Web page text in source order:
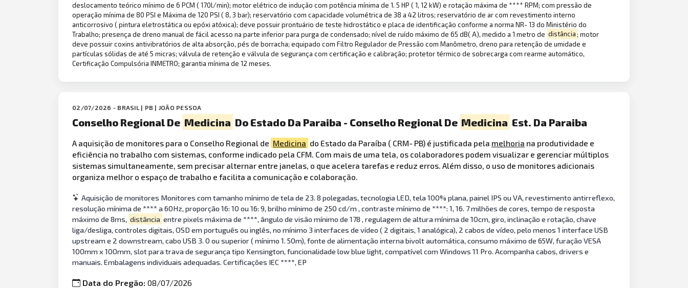
deslocamento teórico mínimo de 6 PCM ( 170l/min); motor elétrico de indução com potência mínima de 1. 5 HP ( 1, 12 kW) e rotação máxima de **** RPM; com pressão de
operação mínima de 80 PSI e Máxima de 120 PSI ( 8, 3 bar); reservatório com capacidade volumétrica de 38 a 42 litros; reservatório de ar com revestimento interno
anticorrosivo ( pintura eletrostática ou epóxi atóxica); deve possuir prontuário de teste hidrostático e placa de identificação conforme a norma NR- 13 do Ministério do
Trabalho; presença de dreno manual de fácil acesso na parte inferior para purga de condensado; nível de ruído máximo de 65 dB( A), medido a 1 metro de distância; motor
deve possuir coxins antivibratórios de alta absorção, pés de borracha; equipado com Filtro Regulador de Pressão com Manômetro, dreno para retenção de umidade e
partículas sólidas de até 5 micras; válvula de retenção e válvula de segurança com certificação e calibração; protetor térmico de sobrecarga com rearme automático,
Certificação Compulsória INMETRO; garantia mínima de 12 meses.
02/07/2026 - BRASIL | PB | JOÃO PESSOA
Conselho Regional De Medicina Do Estado Da Paraiba - Conselho Regional De Medicina Est. Da Paraiba
A aquisição de monitores para o Conselho Regional de Medicina do Estado da Paraíba ( CRM- PB) é justificada pela melhoria na produtividade e
eficiência no trabalho com sistemas, conforme indicado pela CFM. Com mais de uma tela, os colaboradores podem visualizar e gerenciar múltiplos
sistemas simultaneamente, sem precisar alternar entre janelas, o que acelera tarefas e reduz erros. Além disso, o uso de monitores adicionais
organiza melhor o espaço de trabalho e facilita a comunicação e colaboração.
Aquisição de monitores Monitores com tamanho mínimo de tela de 23. 8 polegadas, tecnologia LED, tela 100% plana, painel IPS ou VA, revestimento antirreflexo,
resolução mínima de **** a 60Hz, proporção 16: 10 ou 16: 9, brilho mínimo de 250 cd/m , contraste mínimo de ****: 1, 16. 7 milhões de cores, tempo de resposta
máximo de 8ms, distância entre pixels máxima de ****, ângulo de visão mínimo de 178 , regulagem de altura mínima de 10cm, giro, inclinação e rotação, chave
liga/desliga, controles digitais, OSD em português ou inglês, no mínimo 3 interfaces de vídeo ( 2 digitais, 1 analógica), 2 cabos de vídeo, pelo menos 1 interface USB
upstream e 2 downstream, cabo USB 3. 0 ou superior ( mínimo 1. 50m), fonte de alimentação interna bivolt automática, consumo máximo de 65W, furação VESA
100mm x 100mm, slot para trava de segurança tipo Kensington, funcionalidade low blue light, compatível com Windows 11 Pro. Acompanha cabos, drivers e
manuais. Embalagens individuais adequadas. Certificações IEC ****, EP
Data do Pregão:08/07/2026